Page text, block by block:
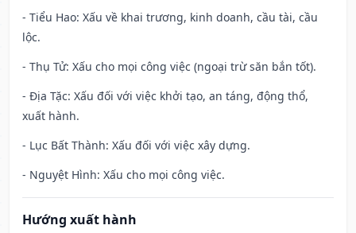
- Tiểu Hao: Xấu về khai trương, kinh doanh, cầu tài, cầu
lộc.
- Thụ Tử: Xấu cho mọi công việc (ngoại trừ săn bắn tốt).
- Địa Tặc: Xấu đối với việc khởi tạo, an táng, động thổ,
xuất hành.
- Lục Bất Thành: Xấu đối với việc xây dựng.
- Nguyệt Hình: Xấu cho mọi công việc.
Hướng xuất hành